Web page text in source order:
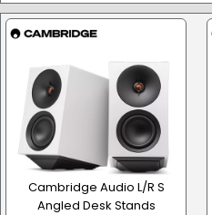
Møbler & Indretning
Højttalerstander / stativ
Cambridge Audio L/R S
Angled Desk Stands